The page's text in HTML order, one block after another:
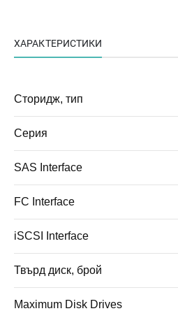
ХАРАКТЕРИСТИКИ
Сторидж, тип
Серия
SAS Interface
FC Interface
iSCSI Interface
Твърд диск, брой
Maximum Disk Drives